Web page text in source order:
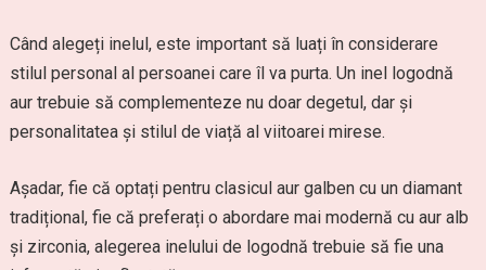
Când alegeți inelul, este important să luați în considerare
stilul personal al persoanei care îl va purta. Un inel logodnă
aur trebuie să complementeze nu doar degetul, dar și
personalitatea și stilul de viață al viitoarei mirese.
Așadar, fie că optați pentru clasicul aur galben cu un diamant
tradițional, fie că preferați o abordare mai modernă cu aur alb
și zirconia, alegerea inelului de logodnă trebuie să fie una